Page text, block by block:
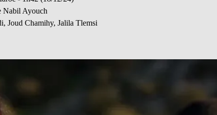
Nabil Ayouch
Joud Chamihy, Jalila Tlemsi